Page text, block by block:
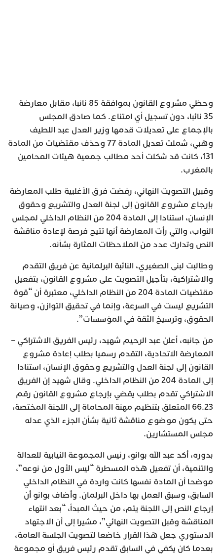
وحظي مشروع القانون بموافقة 85 نائبا، مقابل معارضة
35 نائبا، دون تسجيل أي امتناع. كما صادق المجلس
بالإجماع على تعديلات قدمها وزير العدل عبد اللطيف
وهبي، شملت تعديل المادة 77 وحذف مقتضيات من المادة
131، كانت قد شكلت أحد مطالب جمعية هيئات المحامين
بالمغرب.
وقبيل التصويت النهائي، رفضت فرق الأغلبية طلب المعارضة
بإرجاع مشروع القانون إلى لجنة العدل والتشريع وحقوق
الإنسان، استنادا إلى المادة 204 من النظام الداخلي لمجلس
النواب، والتي رأت المعارضة أنها تتيح فرصة لإعادة مناقشة
النص وتدارك عدد من الملاحظات المثارة بشأنه.
وطالبت لبنى الصغيري، النائبة البرلمانية عن فريق التقدم
والاشتراكية، بتأجيل التصويت على مشروع القانون، بتفعيل
مقتضيات المادة 204 من النظام الداخلي، معتبرة أن “قوة
التشريع ليست في السرعة، وإنما في تحقيق التوازن، وصيانة
الحقوق، وترسيخ الثقة في المؤسسات”.
من جانبه، أعلن عبد الرحيم شهيد، رئيس الفريق الاشتراكي –
المعارضة الاتحادية، التقدم رسميا بطلب إعادة مشروع
القانون إلى لجنة العدل والتشريع وحقوق الإنسان، استنادا
إلى المادة 204 من النظام الداخلي. وقال شهيد إن الفريق
الاشتراكي تقدم بطلب يقضي بإرجاع مشروع القانون رقم
66.23 المتعلق بتنظيم مهنة المحاماة إلى اللجنة المختصة،
حتى يكون موضوع مناقشة ثانية بشأن الجزء الذي عدله
مجلس المستشارين.
بدوره، أكد عبد الله بوانو، رئيس المجموعة النيابية للعدالة
والتنمية، أن تفعيل هذه المسطرة “ليس الأول من نوعه”،
موضحا أن المادة نفسها كانت واردة في النظام الداخلي
السابق، وسبق العمل بها داخل البرلمان. وأضاف بوانو أن
إرجاع النص إلى اللجنة يتم، من حيث المبدأ، “بعد انتهاء
المناقشة وقبل التصويت النهائي”، مشيرا إلى أن الاجتهاد
الدستوري جعل هذا القرار خاضعا لتصويت الجلسة العامة،
بعدما كان يكفي في السابق تقدم رئيس فريق أو مجموعة